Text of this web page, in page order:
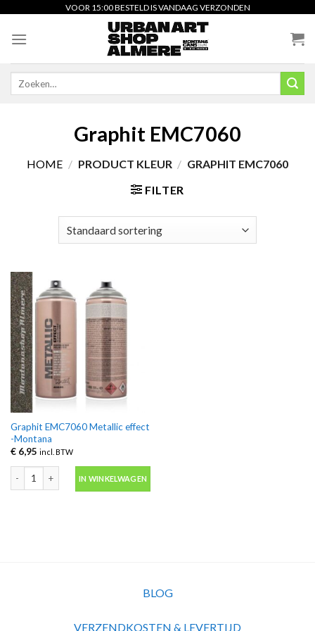
content
VOOR 15:00 BESTELD IS VANDAAG VERZONDEN
Graphit EMC7060
HOME / PRODUCT KLEUR / GRAPHIT EMC7060
FILTER
Graphit EMC7060 Metallic effect
-Montana
€6,95 incl. BTW
Graphit EMC7060 Metallic effect -Montana aantal
IN WINKELWAGEN
BLOG
VERZENDKOSTEN & LEVERTIJD